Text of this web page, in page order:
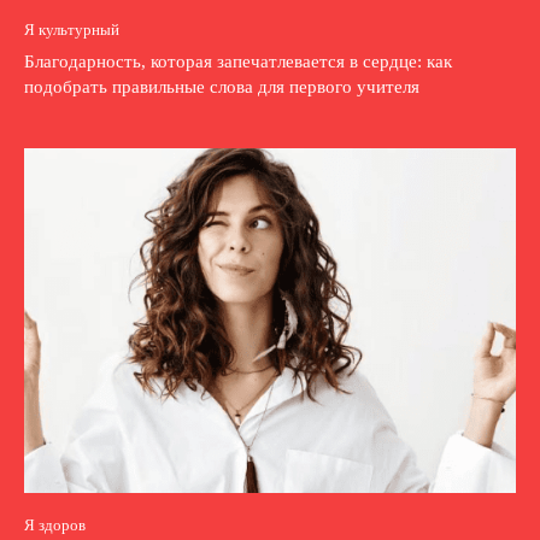
Я культурный
Благодарность, которая запечатлевается в сердце: как
подобрать правильные слова для первого учителя
Я здоров